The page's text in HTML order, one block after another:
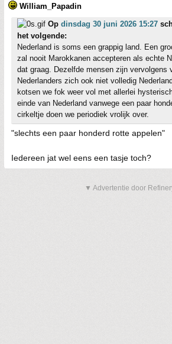
William_Papadin
Op dinsdag 30 juni 2026 15:27
het volgende:
Nederland is soms een grappig land. Een
zal nooit Marokkanen accepteren als echte
dat graag. Dezelfde mensen zijn vervolgens
Nederlanders zich ook niet volledig
kotsen we fok weer vol met allerlei
einde van Nederland vanwege een paar
cirkeltje doen we periodiek vrolijk over.
"slechts een paar honderd rotte appelen"
Iedereen jat wel eens een tasje toch?
▼ Advertentie door